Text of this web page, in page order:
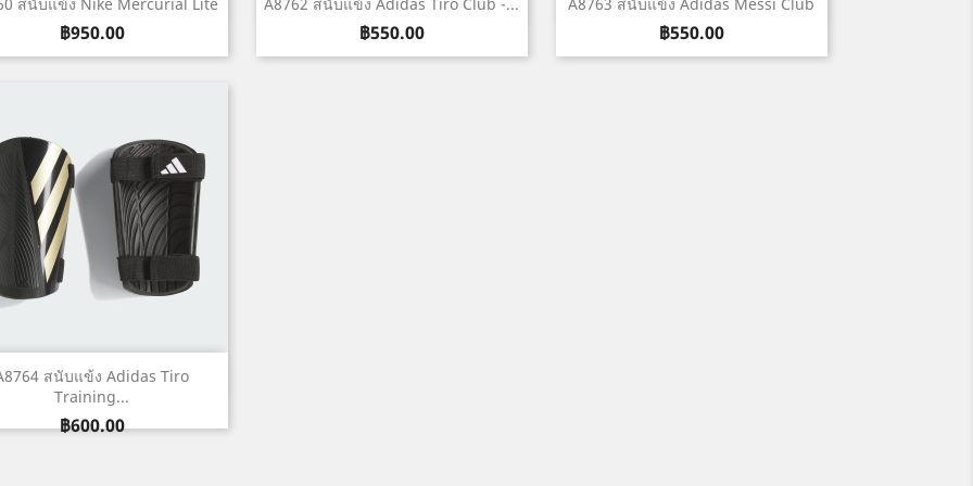
ราคา
฿950.00 ราคา
฿550.00 ราคา
฿550.00
สนับแข้ง Adidas Tiro
Training...
ราคา
฿600.00
เปิดหน้าต่างย่อ